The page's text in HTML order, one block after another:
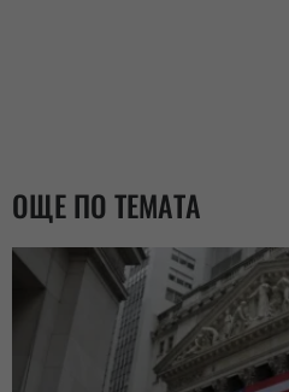
ОЩЕ ПО ТЕМАТА